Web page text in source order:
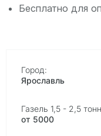
Бесплатно для
Ярославль
от 5000